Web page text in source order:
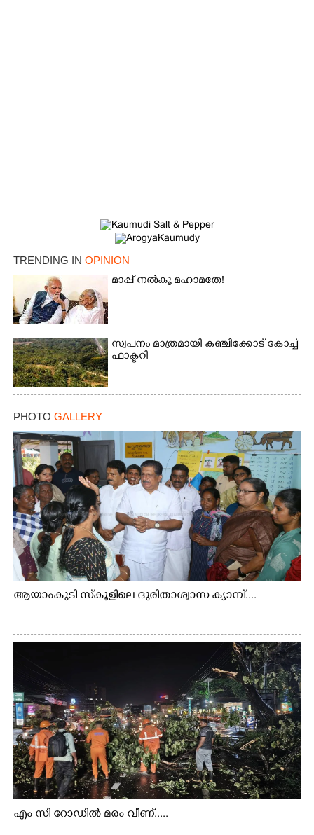
TRENDING IN OPINION
മാപ്പ് നൽകൂ മഹാമതേ!
സ്വപനം മാത്രമായി കഞ്ചിക്കോട് കോച്ച്
ഫാക്ടറി
PHOTO GALLERY
ആയാംകുടി സ്‌കൂളിലെ ദുരിതാശ്വാസ ക്യാമ്പ്....
എം സി റോഡിൽ മരം വീണ്.....